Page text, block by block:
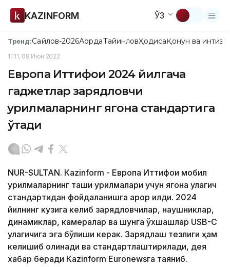
KAZINFORM ЎЗ
Тренд:Сайлов-2026АқордаТайинловҲодисаҚонун ва
11:11, 08 Июн 2022
Европа Иттифоқи 2024 йилгача
гаджетлар зарядловчи
қурилмаларнинг ягона стандартига
ўтади
NUR-SULTAN. Кazinform - Европа Иттифоқи мобил
қурилмаларнинг ташқи қурилмалари учун ягона улагич
стандартидан фойдаланишга қарор қилди. 2024
йилнинг кузига келиб зарядловчилар, наушниклар,
динамиклар, камералар ва шунга ўхшашлар USB-C
улагичига эга бўлиши керак. Зарядлаш тезлиги ҳам
келишиб олинади ва стандартлаштирилади, дея
хабар беради Кazinform Euronewsга таяниб.